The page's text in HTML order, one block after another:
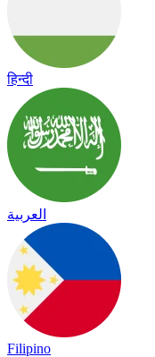
हिन्दी
العربية
Filipino